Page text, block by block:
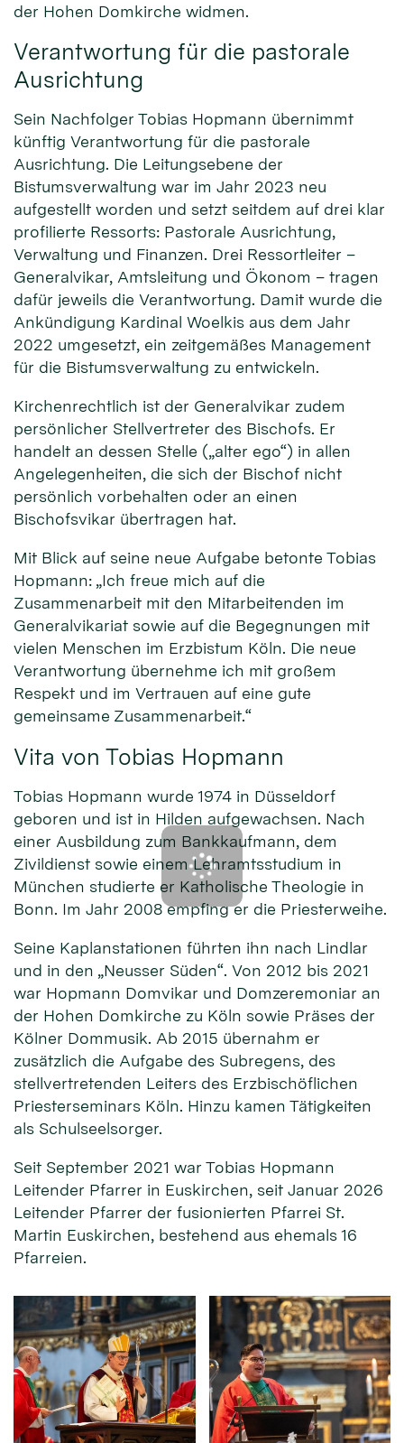
der Hohen Domkirche widmen.
Verantwortung für die pastorale
Ausrichtung
Sein Nachfolger Tobias Hopmann übernimmt
künftig Verantwortung für die pastorale
Ausrichtung. Die Leitungsebene der
Bistumsverwaltung war im Jahr 2023 neu
aufgestellt worden und setzt seitdem auf drei klar
profilierte Ressorts: Pastorale Ausrichtung,
Verwaltung und Finanzen. Drei Ressortleiter –
Generalvikar, Amtsleitung und Ökonom – tragen
dafür jeweils die Verantwortung. Damit wurde die
Ankündigung Kardinal Woelkis aus dem Jahr
2022 umgesetzt, ein zeitgemäßes Management
für die Bistumsverwaltung zu entwickeln.
Kirchenrechtlich ist der Generalvikar zudem
persönlicher Stellvertreter des Bischofs. Er
handelt an dessen Stelle („alter ego“) in allen
Angelegenheiten, die sich der Bischof nicht
persönlich vorbehalten oder an einen
Bischofsvikar übertragen hat.
Mit Blick auf seine neue Aufgabe betonte Tobias
Hopmann: „Ich freue mich auf die
Zusammenarbeit mit den Mitarbeitenden im
Generalvikariat sowie auf die Begegnungen mit
vielen Menschen im Erzbistum Köln. Die neue
Verantwortung übernehme ich mit großem
Respekt und im Vertrauen auf eine gute
gemeinsame Zusammenarbeit.“
Vita von Tobias Hopmann
Tobias Hopmann wurde 1974 in Düsseldorf
geboren und ist in Hilden aufgewachsen. Nach
einer Ausbildung zum Bankkaufmann, dem
Zivildienst sowie einem Lehramtsstudium in
München studierte er Katholische Theologie in
Bonn. Im Jahr 2008 empfing er die Priesterweihe.
Seine Kaplanstationen führten ihn nach Lindlar
und in den „Neusser Süden“. Von 2012 bis 2021
war Hopmann Domvikar und Domzeremoniar an
der Hohen Domkirche zu Köln sowie Präses der
Kölner Dommusik. Ab 2015 übernahm er
zusätzlich die Aufgabe des Subregens, des
stellvertretenden Leiters des Erzbischöflichen
Priesterseminars Köln. Hinzu kamen Tätigkeiten
als Schulseelsorger.
Seit September 2021 war Tobias Hopmann
Leitender Pfarrer in Euskirchen, seit Januar 2026
Leitender Pfarrer der fusionierten Pfarrei St.
Martin Euskirchen, bestehend aus ehemals 16
Pfarreien.